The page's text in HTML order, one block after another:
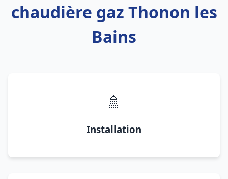
chaudière gaz Thonon les
Bains
🚿
Installation